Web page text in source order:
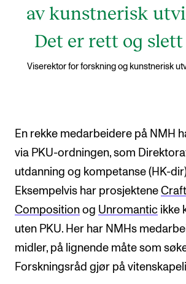
av kunstnerisk
Det er rett og
Viserektor for forskning og kunstnerisk
En rekke medarbeidere på NMH
via PKU-ordningen, som
utdanning og kompetanse (HK-
Eksempelvis har prosjektene
Composition og Unromantic ikke
uten PKU. Her har NMHs
midler, på lignende måte som
Forskningsråd gjør på